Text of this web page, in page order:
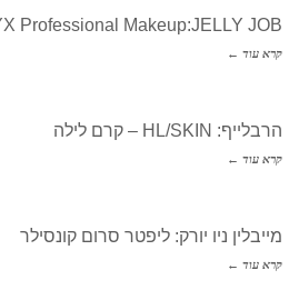
Professional Makeup:JELLY JOB
קרא עוד ←
הרבלייף: HL/SKIN – קרם לילה
קרא עוד ←
מייבלין ניו יורק: ליפטר סרום קונסילר
קרא עוד ←